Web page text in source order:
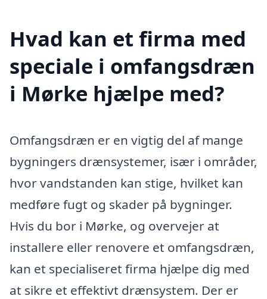
Hvad kan et firma med
speciale i omfangsdræn
i Mørke hjælpe med?
Omfangsdræn er en vigtig del af mange
bygningers drænsystemer, især i områder,
hvor vandstanden kan stige, hvilket kan
medføre fugt og skader på bygninger.
Hvis du bor i Mørke, og overvejer at
installere eller renovere et omfangsdræn,
kan et specialiseret firma hjælpe dig med
at sikre et effektivt drænsystem. Der er